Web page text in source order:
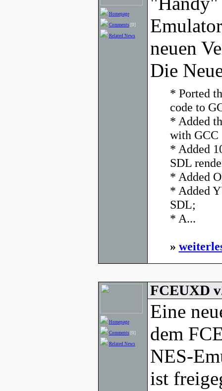
Homepage
Comments [0]
Related News
neuen
Die
* Ported
code to
* Added
with GCC
* Added
SDL
* Added
* Added
SDL;
* A...
»
Homepage
Comments [0]
Related News
FCEUXD
Eine
dem
NES-
ist